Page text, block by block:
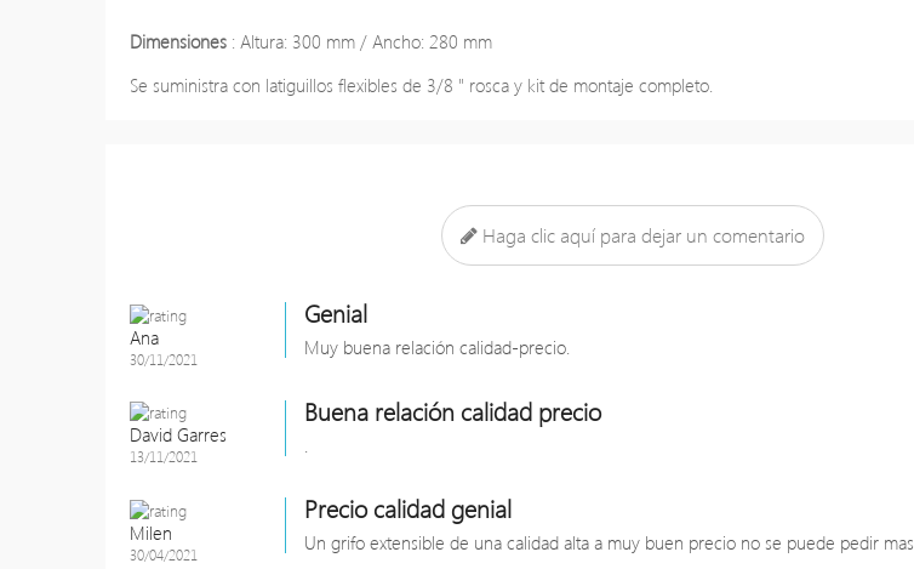
Dimensiones : Altura: 300 mm / Ancho: 280 mm
Se suministra con latiguillos flexibles de 3/8 " rosca y kit de montaje completo.
Haga clic aquí para dejar un comentario
Ana
30/11/2021
Genial
Muy buena relación calidad-precio.
David Garres
13/11/2021
Buena relación calidad precio
Milen
30/04/2021
Precio calidad genial
Un grifo extensible de una calidad alta a muy buen precio no se puede pedir mas